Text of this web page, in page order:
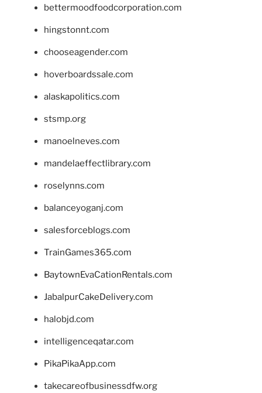
bettermoodfoodcorporation.com
hingstonnt.com
chooseagender.com
hoverboardssale.com
alaskapolitics.com
stsmp.org
manoelneves.com
mandelaeffectlibrary.com
roselynns.com
balanceyoganj.com
salesforceblogs.com
TrainGames365.com
BaytownEvaCationRentals.com
JabalpurCakeDelivery.com
halobjd.com
intelligenceqatar.com
PikaPikaApp.com
takecareofbusinessdfw.org